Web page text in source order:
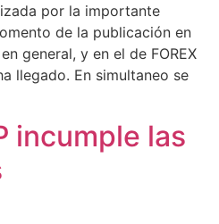
por la importante
de la publicación en
general, y en el de FOREX
llegado. En simultaneo se
incumple las